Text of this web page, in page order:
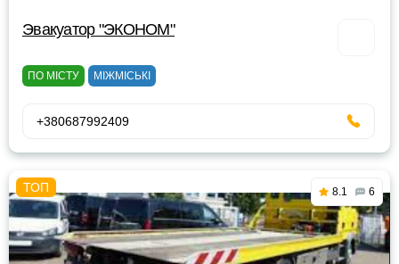
Эвакуатор "ЭКОНОМ"
ПО МІСТУ МІЖМІСЬКІ
+380687992409
8.1 6